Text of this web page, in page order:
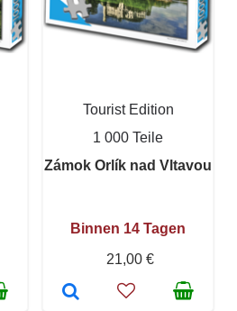
Tourist Edition
1 000 Teile
Zámok Orlík nad Vltavou
Binnen 14 Tagen
21,00 €